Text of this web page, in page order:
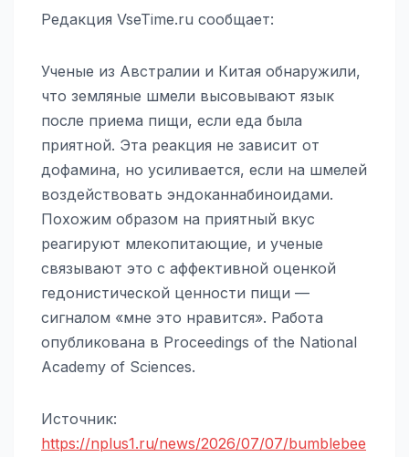
Редакция VseTime.ru сообщает:
Ученые из Австралии и Китая обнаружили,
что земляные шмели высовывают язык
после приема пищи, если еда была
приятной. Эта реакция не зависит от
дофамина, но усиливается, если на шмелей
воздействовать эндоканнабиноидами.
Похожим образом на приятный вкус
реагируют млекопитающие, и ученые
связывают это с аффективной оценкой
гедонистической ценности пищи —
сигналом «мне это нравится». Работа
опубликована в Proceedings of the National
Academy of Sciences.
Источник:
https://nplus1.ru/news/2026/07/07/bumblebee